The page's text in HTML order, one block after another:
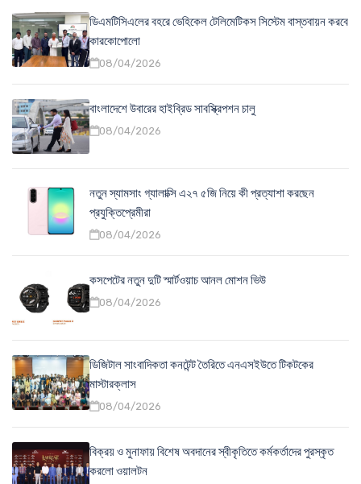
ডিএমটিসিএলের বহরে ভেহিকেল টেলিমেটিকস সিস্টেম বাস্তবায়ন করবে
কারকোপোলো
08/04/2026
বাংলাদেশে উবারের হাইব্রিড সাবস্ক্রিপশন চালু
08/04/2026
নতুন স্যামসাং গ্যালাক্সি এ২৭ ৫জি নিয়ে কী প্রত্যাশা করছেন
প্রযুক্তিপ্রেমীরা
08/04/2026
কসপেটের নতুন দুটি স্মার্টওয়াচ আনল মোশন ভিউ
08/04/2026
ডিজিটাল সাংবাদিকতা কনটেন্ট তৈরিতে এনএসইউতে টিকটকের
মাস্টারক্লাস
08/04/2026
বিক্রয় ও মুনাফায় বিশেষ অবদানের স্বীকৃতিতে কর্মকর্তাদের পুরস্কৃত
করলো ওয়ালটন